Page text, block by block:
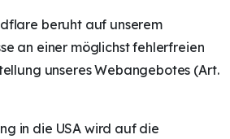
beruht auf unserem
an einer möglichst fehlerfreien
unseres Webangebotes (Art.
in die USA wird auf die